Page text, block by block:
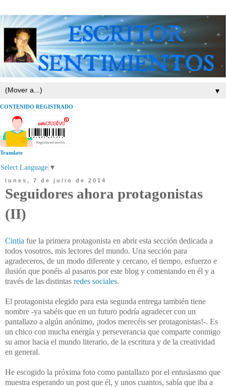
▼
CONTENIDO REGISTRADO
Translate
Select Language ▼
lunes, 7 de julio de 2014
Seguidores ahora protagonistas
(II)
Cintia fue la primera protagonista en abrir esta sección dedicada a
todos vosotros, mis lectores del mundo. Una sección para
agradeceros, de un modo diferente y cercano, el tiempo, esfuerzo e
ilusión que ponéis al pasaros por este blog y comentando en él y a
través de las distintas redes sociales.
El protagonista elegido para esta segunda entrega también tiene
nombre -ya sabéis que en un futuro podría agradecer con un
pantallazo a algún anónimo, ¡todos merecéis ser protagonistas!-. Es
un chico con mucha energía y perseverancia que comparte conmigo
su amor hacia el mundo literario, de la escritura y de la creatividad
en general.
He escogido la próxima foto como pantallazo por el entusiasmo que
muestra esperando un post que él, y unos cuantos, sabía que iba a